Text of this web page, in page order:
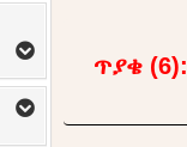
ጥያቄ (6):